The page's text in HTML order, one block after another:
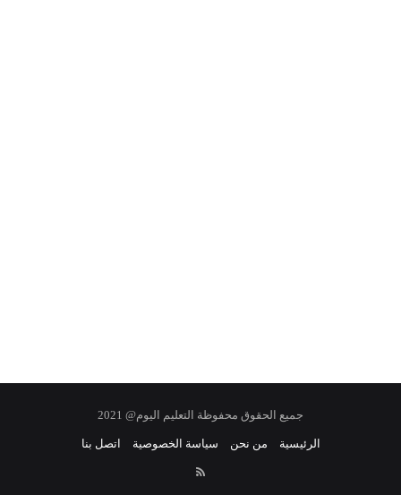
جميع الحقوق محفوظة التعليم اليوم@ 2021
الرئيسية من نحن سياسة الخصوصية اتصل بنا
RSS